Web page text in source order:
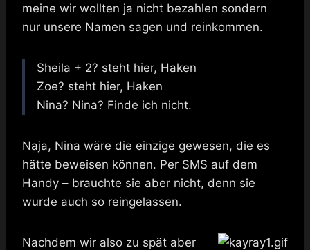
meine wir wollten ja nicht bezahlen sondern
nur unsere Namen sagen und reinkommen.
Sheila + 2? steht hier, Haken
Zoe? steht hier, Haken
Nina? Nina? Finde ich nicht.
Naja, Nina wäre die einzige gewesen, die es
hätte beweisen können. Per SMS auf dem
Handy – brauchte sie aber nicht, denn sie
wurde auch so reingelassen.
Nachdem wir also zu spät aber